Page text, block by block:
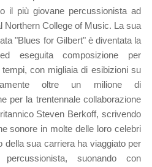
il più giovane percussionista ad
Northern College of Music. La sua
"Blues for Gilbert" è diventata la
eseguita composizione per
con migliaia di esibizioni su
oltre un milione di
per la trentennale collaborazione
Steven Berkoff, scrivendo
sonore in molte delle loro celebri
della sua carriera ha viaggiato per
suonando con